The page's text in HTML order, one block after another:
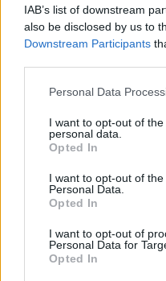
IAB’s list of downstream
also be disclosed by us to
Downstream Participants
Please note that this
not limited to your visit or
grant or deny consent to
use your data for below
consent section.
Personal Data
I want to opt-out of
personal data.
Opted In
I want to opt-out of
Personal Data.
Opted In
I want to opt-out of
Personal Data for
Opted In
2026. március 17. 7:00
„Az óvodás rajzaimat